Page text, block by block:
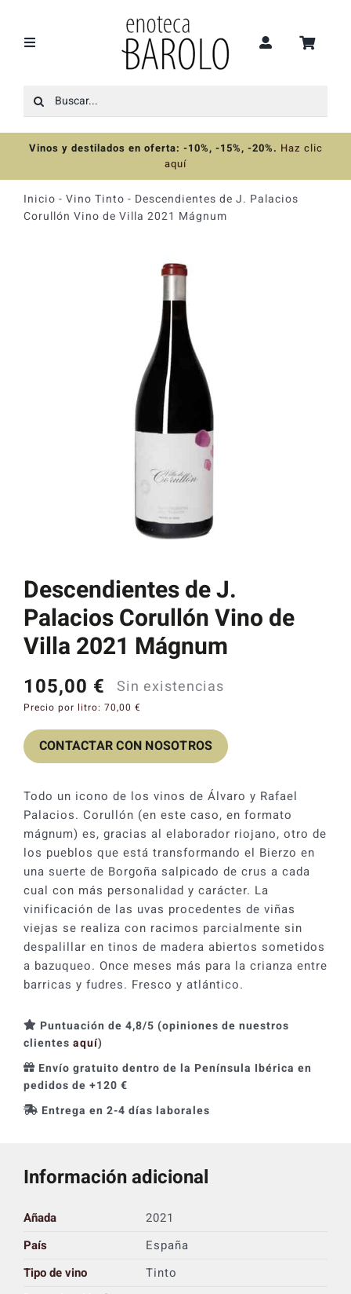
contenido
Toggle
Recomendaciones
Ofertas
Colecciones
Buscar:
Vinos y destilados en oferta: -10%, -15%, -20%. Haz clic
aquí
Inicio - Vino Tinto - Descendientes de J. Palacios
Corullón Vino de Villa 2021 Mágnum
Descendientes de J.
Palacios Corullón Vino de
Villa 2021 Mágnum
105,00 € Sin existencias
Precio por litro: 70,00 €
CONTACTAR CON NOSOTROS
Todo un icono de los vinos de Álvaro y Rafael
Palacios. Corullón (en este caso, en formato
mágnum) es, gracias al elaborador riojano, otro de
los pueblos que está transformando el Bierzo en
una suerte de Borgoña salpicado de crus a cada
cual con más personalidad y carácter. La
vinificación de las uvas procedentes de viñas
viejas se realiza con racimos parcialmente sin
despalillar en tinos de madera abiertos sometidos
a bazuqueo. Once meses más para la crianza entre
barricas y fudres. Fresco y atlántico.
Puntuación de 4,8/5 (opiniones de nuestros
clientes aquí)
Envío gratuito dentro de la Península Ibérica en
pedidos de +120 €
Entrega en 2-4 días laborales
Información adicional
Añada
2021
País
España
Tipo de vino
Tinto